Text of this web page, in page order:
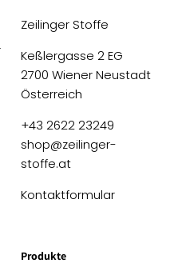
Zeilinger Stoffe
Keßlergasse 2 EG
2700 Wiener Neustadt
Österreich
+43 2622 23249
shop@zeilinger-
stoffe.at
Kontaktformular
Produkte